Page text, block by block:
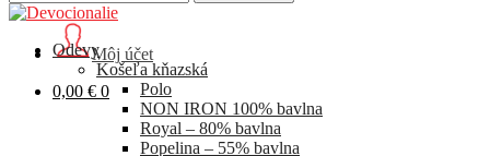
Môj účet
0,00 € 0
Odevy
Košeľa kňazská
Polo
NON IRON 100% bavlna
Royal – 80% bavlna
Popelina – 55% bavlna